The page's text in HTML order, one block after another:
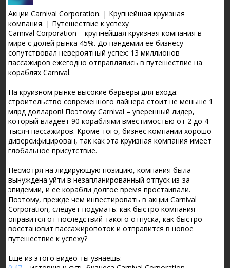
Акции Carnival Corporation. | Крупнейшая круизная
компания. | Путешествие к успеху
Carnival Corporation – крупнейшая круизная компания в
мире с долей рынка 45%. До пандемии ее бизнесу
сопутствовал невероятный успех: 13 миллионов
пассажиров ежегодно отправлялись в путешествие на
кораблях Carnival.
На круизном рынке высокие барьеры для входа:
строительство современного лайнера стоит не меньше 1
млрд долларов! Поэтому Carnival – уверенный лидер,
который владеет 90 кораблями вместимостью от 2 до 4
тысяч пассажиров. Кроме того, бизнес компании хорошо
диверсифицирован, так как эта круизная компания имеет
глобальное присутствие.
Несмотря на лидирующую позицию, компания была
вынуждена уйти в незапланированный отпуск из-за
эпидемии, и ее корабли долгое время простаивали.
Поэтому, прежде чем инвестировать в акции Carnival
Corporation, следует подумать: как быстро компания
оправится от последствий такого отпуска, как быстро
восстановит пассажиропоток и отправится в новое
путешествие к успеху?
Еще из этого видео ты узнаешь: